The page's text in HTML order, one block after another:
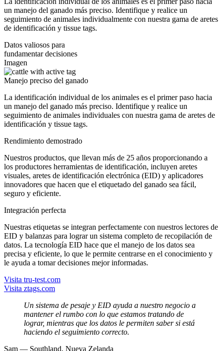
un manejo del ganado más preciso. Identifique y realice un
seguimiento de animales individualmente con nuestra gama de aretes
de identificación y tissue tags.
Datos valiosos para
fundamentar decisiones
Imagen
Manejo preciso del ganado
La identificación individual de los animales es el primer paso hacia
un manejo del ganado más preciso. Identifique y realice un
seguimiento de animales individuales con nuestra gama de aretes de
identificación y tissue tags.
Rendimiento demostrado
Nuestros productos, que llevan más de 25 años proporcionando a
los productores herramientas de identificación, incluyen aretes
visuales, aretes de identificación electrónica (EID) y aplicadores
innovadores que hacen que el etiquetado del ganado sea fácil,
seguro y eficiente.
Integración perfecta
Nuestras etiquetas se integran perfectamente con nuestros lectores de
EID y balanzas para lograr un sistema completo de recopilación de
datos. La tecnología EID hace que el manejo de los datos sea
precisa y eficiente, lo que le permite centrarse en el conocimiento y
le ayuda a tomar decisiones mejor informadas.
Visita tru-test.com
Visita ztags.com
Un sistema de pesaje y EID ayuda a nuestro negocio a
mantener el rumbo con lo que estamos tratando de
lograr, mientras que los datos le permiten saber si está
haciendo el seguimiento correcto.
Sam — Southland, Nueva Zelanda